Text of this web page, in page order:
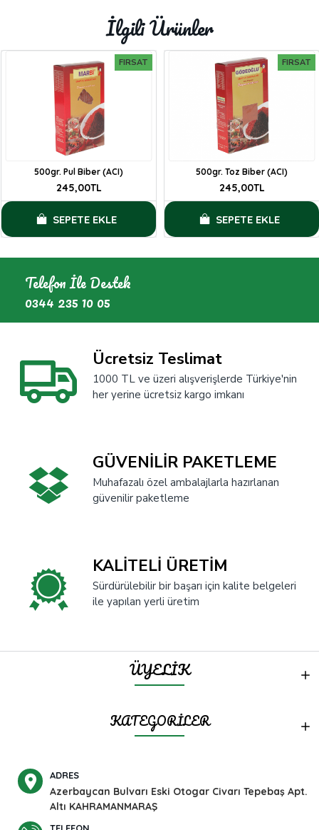
İlgili Ürünler
FIRSAT
500gr. Pul Biber (ACI)
245,00TL
SEPETE EKLE
FIRSAT
500gr. Toz Biber (ACI)
245,00TL
SEPETE EKLE
Telefon İle Destek
0344 235 10 05
Ücretsiz Teslimat
1000 TL ve üzeri alışverişlerde Türkiye'nin
her yerine ücretsiz kargo imkanı
GÜVENİLİR PAKETLEME
Muhafazalı özel ambalajlarla hazırlanan
güvenilir paketleme
KALİTELİ ÜRETİM
Sürdürülebilir bir başarı için kalite belgeleri
ile yapılan yerli üretim
ÜYELİK
KATEGORİLER
ADRES
Azerbaycan Bulvarı Eski Otogar Civarı Tepebaş Apt.
Altı KAHRAMANMARAŞ